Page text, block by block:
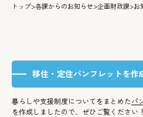
トップ>各課からのお知らせ>企画財政課>お
移住・定住パンフレットを作
暮らしや支援制度についてをまとめたパ
を作成しましたので、ぜひご覧ください！